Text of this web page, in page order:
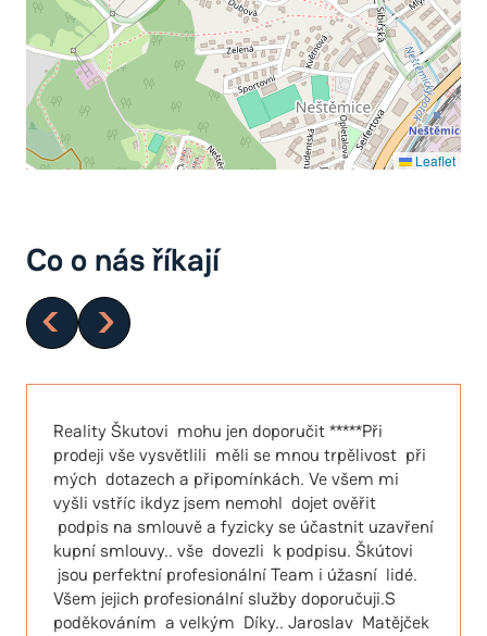
Leaflet
Co o nás říkají
Reality Škutovi mohu jen doporučit *****Při
prodeji vše vysvětlili měli se mnou trpělivost při
mých dotazech a připomínkách. Ve všem mi
vyšli vstříc ikdyz jsem nemohl dojet ověřit
podpis na smlouvě a fyzicky se účastnit uzavření
kupní smlouvy.. vše dovezli k podpisu. Škútovi
jsou perfektní profesionální Team i úžasní lidé.
Všem jejich profesionální služby doporučuji.S
poděkováním a velkým Díky.. Jaroslav Matějček